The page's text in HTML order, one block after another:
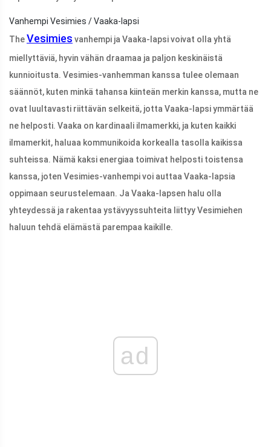
Vanhempi Vesimies / Vaaka-lapsi
TheVesimies vanhempi ja Vaaka-lapsi voivat olla yhtä
miellyttäviä, hyvin vähän draamaa ja paljon keskinäistä
kunnioitusta. Vesimies-vanhemman kanssa tulee olemaan
säännöt, kuten minkä tahansa kiinteän merkin kanssa, mutta ne
ovat luultavasti riittävän selkeitä, jotta Vaaka-lapsi ymmärtää
ne helposti. Vaaka on kardinaali ilmamerkki, ja kuten kaikki
ilmamerkit, haluaa kommunikoida korkealla tasolla kaikissa
suhteissa. Nämä kaksi energiaa toimivat helposti toistensa
kanssa, joten Vesimies-vanhempi voi auttaa Vaaka-lapsia
oppimaan seurustelemaan. Ja Vaaka-lapsen halu olla
yhteydessä ja rakentaa ystävyyssuhteita liittyy Vesimiehen
haluun tehdä elämästä parempaa kaikille.
ad